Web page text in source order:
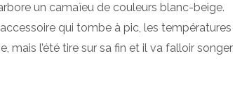
un camaïeu de couleurs blanc-beige.
qui tombe à pic, les températures
mais l’été tire sur sa fin et il va falloir songer